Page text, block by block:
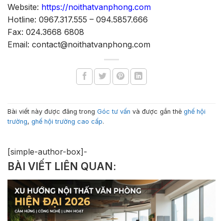
Website: https://noithatvanphong.com
Hotline: 0967.317.555 – 094.5857.666
Fax: 024.3668 6808
Email: contact@noithatvanphong.com
Bài viết này được đăng trong Góc tư vấn và được gắn thẻ ghế hội
trường, ghế hội trường cao cấp.
[simple-author-box]-
BÀI VIẾT LIÊN QUAN: